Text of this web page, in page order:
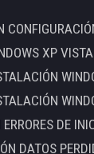
XP
DE
DATOS